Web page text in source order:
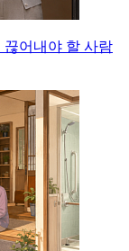
어내야 할 사람